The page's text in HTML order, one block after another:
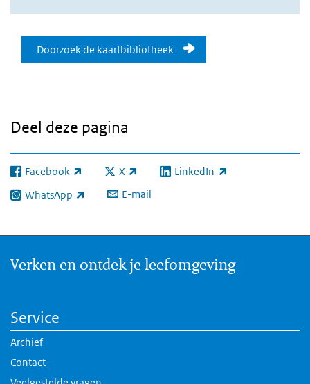
Doorzoek onze
Doorzoek de kaartbibliotheek
Deel deze pagina
Facebook
(externe link) X
(externe link) LinkedIn
(externe link)
WhatsApp
(externe link) E-mail
Verken en ontdek je leefomgeving
Service
Archief
Contact